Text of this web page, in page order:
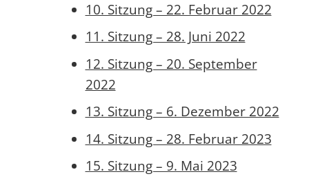
10. Sitzung – 22. Februar 2022
11. Sitzung – 28. Juni 2022
12. Sitzung – 20. September
2022
13. Sitzung – 6. Dezember 2022
14. Sitzung – 28. Februar 2023
15. Sitzung – 9. Mai 2023